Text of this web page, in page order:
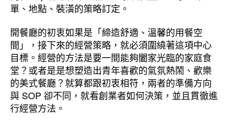
單、地點、裝潢的策略訂定。
開餐廳的初衷如果是「締造舒適、溫馨的用餐空
間」，接下來的經營策略，就必須圍繞著這項中心
目標。經營的方法是要一間能夠闔家光臨的家庭食
堂？或者是是想塑造出青年喜歡的氣氛熱鬧、歡樂
的美式餐廳？就算都跟初衷相符，兩者的準備方向
與 SOP 卻不同，就看創業者如何決策，並且貫徹進
行經營方法。